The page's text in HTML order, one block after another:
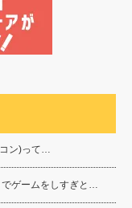
ン)って…
ゲームをしすぎと…